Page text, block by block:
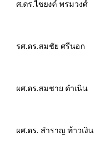
ศ.ดร.ไชยงค์ พรมวงศ์
รศ.ดร.สมชัย ศรีนอก
ผศ.ดร.สมชาย ดำเนิน
ผศ.ดร. สำราญ ท้าวเงิน